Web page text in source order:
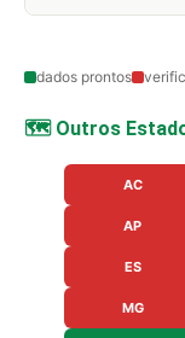
dados prontos
🗺️ Outros
AC
AP
ES
MG